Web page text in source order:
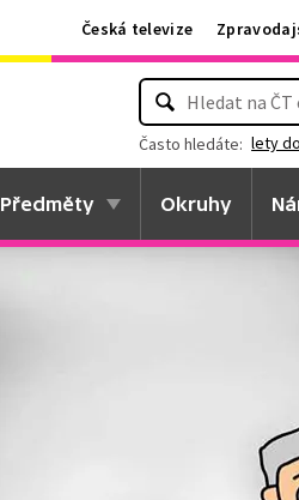
Česká televize
Často hledáte: lety
Předměty Okruhy